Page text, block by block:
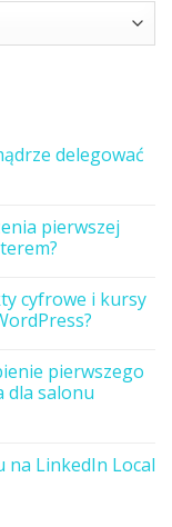
delegować
pierwszej
cyfrowe i kursy
pierwszego
dla salonu
na LinkedIn Local